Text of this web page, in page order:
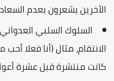
الآخرين يشعرون بعدم
السلوك السلبي
الانتقام، مثال (أنا فعلا
كانت منتشرة قبل عشرة